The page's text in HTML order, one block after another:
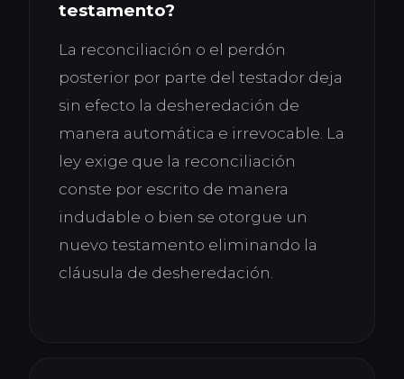
testamento?
La reconciliación o el perdón
posterior por parte del testador deja
sin efecto la desheredación de
manera automática e irrevocable. La
ley exige que la reconciliación
conste por escrito de manera
indudable o bien se otorgue un
nuevo testamento eliminando la
cláusula de desheredación.